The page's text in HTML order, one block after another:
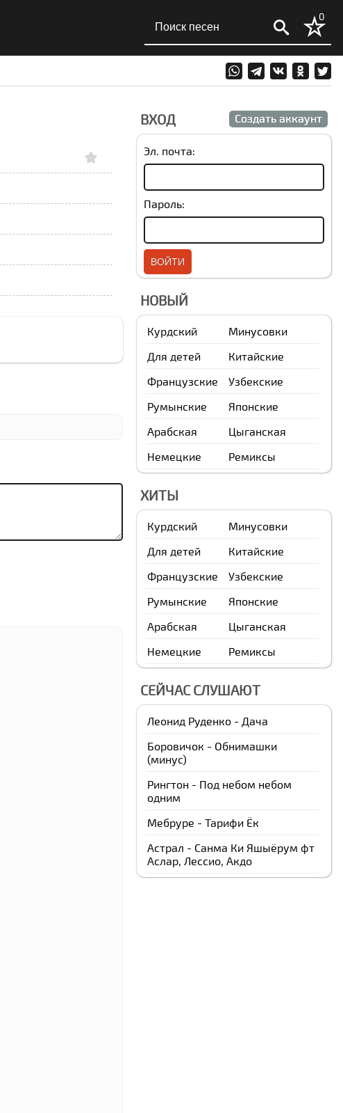
0
ВХОД Создать аккаунт
Эл. почта:
Пароль:
НОВЫЙ
Курдский
Минусовки
Для детей
Китайские
Французские
Узбекские
Румынские
Японские
Арабская
Цыганская
Немецкие
Ремиксы
ХИТЫ
Курдский
Минусовки
Для детей
Китайские
Французские
Узбекские
Румынские
Японские
Арабская
Цыганская
Немецкие
Ремиксы
СЕЙЧАС СЛУШАЮТ
Леонид Руденко - Дача
Боровичок - Обнимашки
(минус)
Рингтон - Под небом небом
одним
Мебруре - Тарифи Ёк
Астрал - Санма Ки Яшыёрум фт
Аслар, Лессио, Акдо